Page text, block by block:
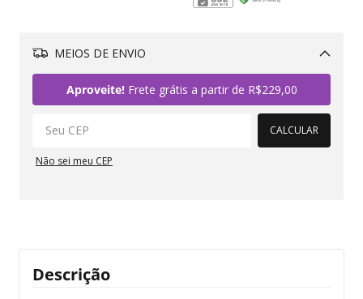
MEIOS DE ENVIO
Aproveite!Frete grátis a partir de R$229,00
CALCULAR
Não sei meu CEP
Descrição